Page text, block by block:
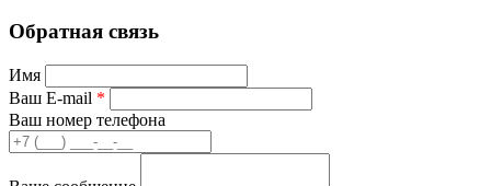
Обратная связь
Имя
Ваш E-mail *
Ваш номер телефона